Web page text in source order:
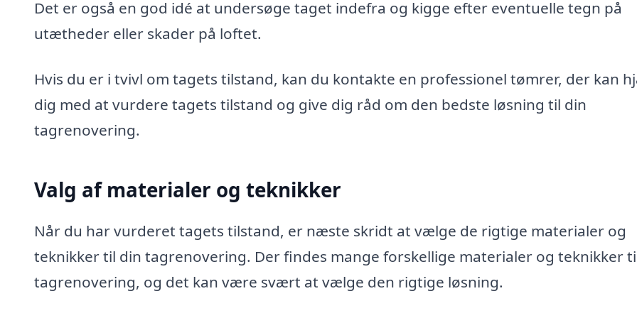
Det er også en god idé at undersøge taget indefra og kigge efter eventuelle tegn på
utætheder eller skader på loftet.
Hvis du er i tvivl om tagets tilstand, kan du kontakte en professionel tømrer, der kan
dig med at vurdere tagets tilstand og give dig råd om den bedste løsning til din
tagrenovering.
Valg af materialer og teknikker
Når du har vurderet tagets tilstand, er næste skridt at vælge de rigtige materialer og
teknikker til din tagrenovering. Der findes mange forskellige materialer og teknikker
tagrenovering, og det kan være svært at vælge den rigtige løsning.